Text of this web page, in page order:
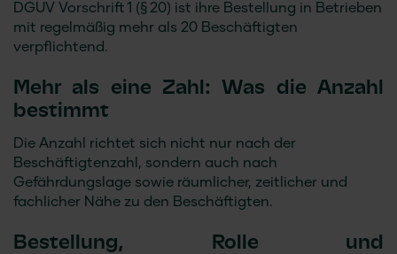
DGUV Vorschrift 1 (§ 20) ist ihre Bestellung in Betrieben
mit regelmäßig mehr als 20 Beschäftigten
verpflichtend.
Mehr als eine Zahl: Was die Anzahl
bestimmt
Die Anzahl richtet sich nicht nur nach der
Beschäftigtenzahl, sondern auch nach
Gefährdungslage sowie räumlicher, zeitlicher und
fachlicher Nähe zu den Beschäftigten.
Bestellung, Rolle und